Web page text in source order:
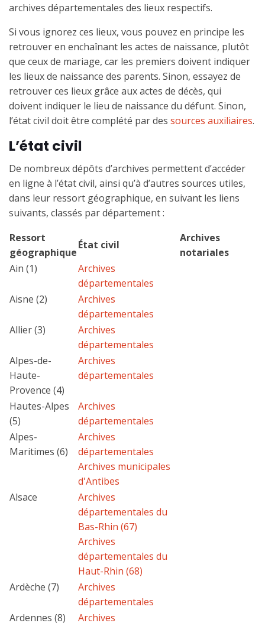
archives départementales des lieux respectifs.
Si vous ignorez ces lieux, vous pouvez en principe les
retrouver en enchaînant les actes de naissance, plutôt
que ceux de mariage, car les premiers doivent indiquer
les lieux de naissance des parents. Sinon, essayez de
retrouver ces lieux grâce aux actes de décès, qui
doivent indiquer le lieu de naissance du défunt. Sinon,
l’état civil doit être complété par des sources auxiliaires.
L’état civil
De nombreux dépôts d’archives permettent d’accéder
en ligne à l’état civil, ainsi qu’à d’autres sources utiles,
dans leur ressort géographique, en suivant les liens
suivants, classés par département :
Ressort
géographique
État civil
Archives
notariales
Ain (1)
Archives
départementales
Aisne (2)
Archives
départementales
Allier (3)
Archives
départementales
Alpes-de-
Haute-
Provence (4)
Archives
départementales
Hautes-Alpes
(5)
Archives
départementales
Alpes-
Maritimes (6)
Archives
départementales
Archives municipales
d'Antibes
Alsace
Archives
départementales du
Bas-Rhin (67)
Archives
départementales du
Haut-Rhin (68)
Ardèche (7)
Archives
départementales
Ardennes (8)
Archives